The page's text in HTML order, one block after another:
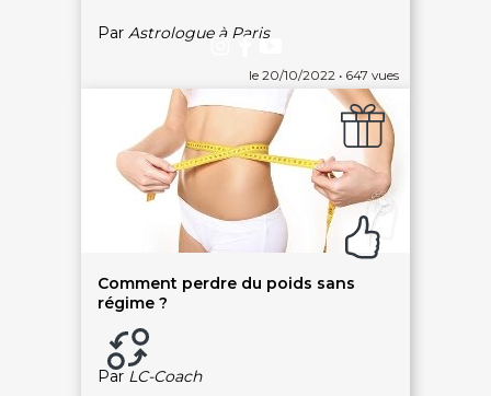
le 20/10/2022 • 647 vues
Par Astrologue à Paris
Comment perdre du poids sans
régime ?
Par LC-Coach
Paiement sécurisé Service cadeau
Livraison gratuite 94% de satisfaits
Échange 1 an